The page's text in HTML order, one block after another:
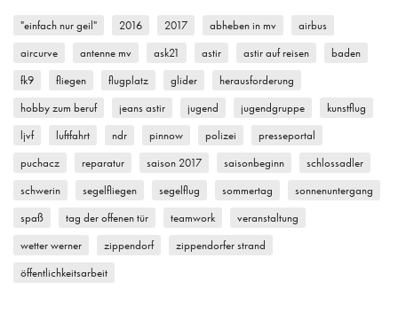
"einfach nur geil" 2016 2017 abheben in mv
airbus
aircurve
antenne mv ask21 astir astir auf reisen
baden
fk9
fliegen flugplatz glider
herausforderung
hobby zum beruf
jeans astir jugend jugendgruppe
kunstflug
ljvf
luftfahrt ndr pinnow polizei
presseportal
puchacz
reparatur saison 2017 saisonbeginn
schlossadler
schwerin
segelfliegen segelflug sommertag
sonnenuntergang
spaß
tag der offenen tür teamwork
veranstaltung
wetter werner
zippendorf
zippendorfer strand
öffentlichkeitsarbeit